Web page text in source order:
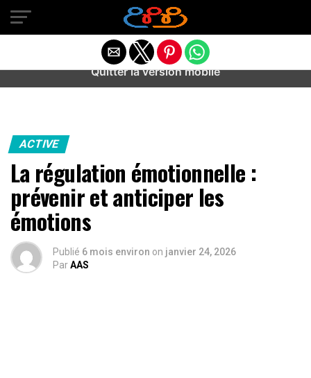
Warning
: preg_match(): Unknown modifier '/' in
/home/u589487443/domains/aideanxietestress.fr/
content/plugins/idev-post-views/includes/class-bots.php
ACTIVE
La régulation émotionnelle :
prévenir et anticiper les
émotions
Publié 6 mois environ on janvier 24, 2026
ParAAS
Quitter la version mobile